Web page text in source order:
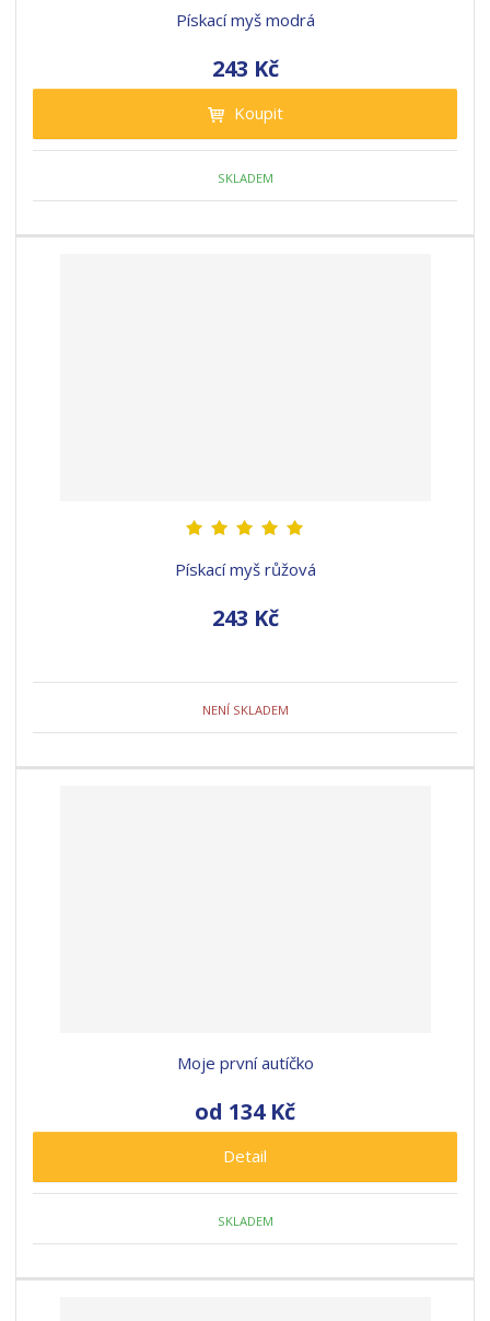
Pískací myš modrá
243 Kč
Koupit
SKLADEM
Pískací myš růžová
243 Kč
NENÍ SKLADEM
Moje první autíčko
od 134 Kč
Detail
SKLADEM